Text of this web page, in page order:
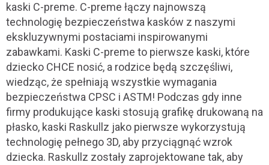
kaski C-preme. C-preme łączy najnowszą
technologię bezpieczeństwa kasków z naszymi
ekskluzywnymi postaciami inspirowanymi
zabawkami. Kaski C-preme to pierwsze kaski, które
dziecko CHCE nosić, a rodzice będą szczęśliwi,
wiedząc, że spełniają wszystkie wymagania
bezpieczeństwa CPSC i ASTM! Podczas gdy inne
firmy produkujące kaski stosują grafikę drukowaną na
płasko, kaski Raskullz jako pierwsze wykorzystują
technologię pełnego 3D, aby przyciągnąć wzrok
dziecka. Raskullz zostały zaprojektowane tak, aby